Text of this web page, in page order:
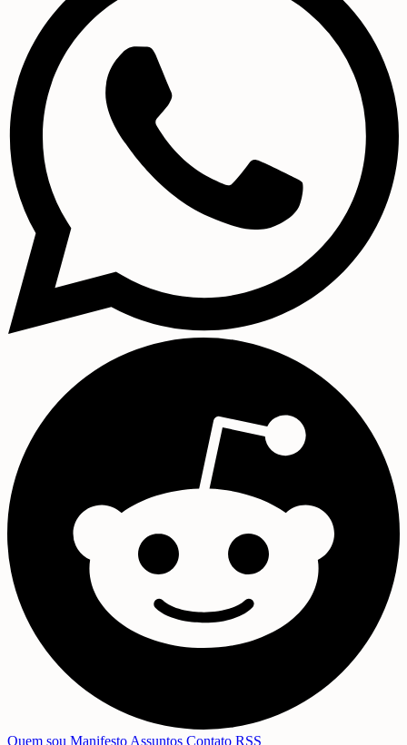
Quem sou Manifesto Assuntos Contato RSS